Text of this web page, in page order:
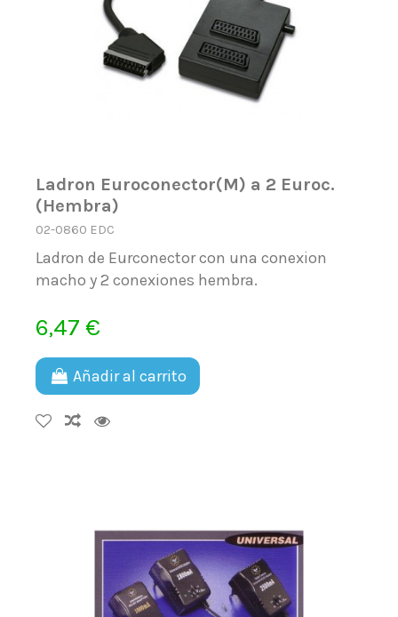
Ladron Euroconector(M) a 2 Euroc.
(Hembra)
02-0860 EDC
Ladron de Eurconector con una conexion
macho y 2 conexiones hembra.
6,47 €
Añadir al carrito